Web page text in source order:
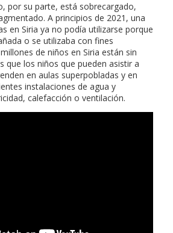
por su parte, está sobrecargado,
A principios de 2021, una
en Siria ya no podía utilizarse porque
o se utilizaba con fines
de niños en Siria están sin
que los niños que pueden asistir a
en aulas superpobladas y en
instalaciones de agua y
calefacción o ventilación.